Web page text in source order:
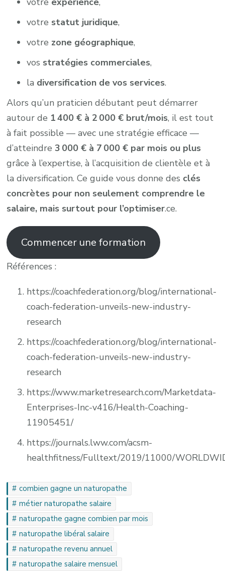
votre statut juridique,
votre zone géographique,
vos stratégies commerciales,
la diversification de vos services.
Alors qu’un praticien débutant peut démarrer
autour de 1 400 € à 2 000 € brut/mois, il est tout
à fait possible — avec une stratégie efficace —
d’atteindre3 000 € à 7 000 € par mois ou plus
grâce à l’expertise, à l’acquisition de clientèle et à
la diversification. Ce guide vous donne des clés
concrètes pour non seulement comprendre le
salaire, mais surtout pour l’optimiser.ce.
Commencer une formation
Références :
https://coachfederation.org/blog/international-
coach-federation-unveils-new-industry-
research
https://coachfederation.org/blog/international-
coach-federation-unveils-new-industry-
research
https://www.marketresearch.com/Marketdata-
Enterprises-Inc-v416/Health-Coaching-
11905451/
https://journals.lww.com/acsm-
healthfitness/Fulltext/2019/11000/
combien gagne un naturopathe
métier naturopathe salaire
naturopathe gagne combien par mois
naturopathe libéral salaire
naturopathe revenu annuel
naturopathe salaire mensuel